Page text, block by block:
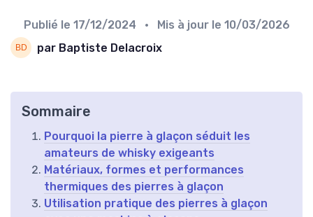
Publié le 17/12/2024 • Mis à jour le 10/03/2026
par Baptiste Delacroix
Sommaire
Pourquoi la pierre à glaçon séduit les
amateurs de whisky exigeants
Matériaux, formes et performances
thermiques des pierres à glaçon
Utilisation pratique des pierres à glaçon